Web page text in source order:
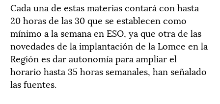
Cada una de estas materias contará con hasta
20 horas de las 30 que se establecen como
mínimo a la semana en ESO, ya que otra de las
novedades de la implantación de la Lomce en la
Región es dar autonomía para ampliar el
horario hasta 35 horas semanales, han señalado
las fuentes.